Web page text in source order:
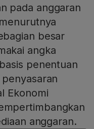
pada anggaran
besar
angka
penentuan
Ekonomi
anggaran.